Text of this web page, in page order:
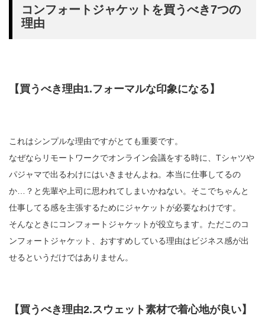
コンフォートジャケットを買うべき7つの
理由
【買うべき理由1.フォーマルな印象になる】
これはシンプルな理由ですがとても重要です。
なぜならリモートワークでオンライン会議をする時に、Tシャツや
パジャマで出るわけにはいきませんよね。本当に仕事してるの
か…？と先輩や上司に思われてしまいかねない。そこでちゃんと
仕事してる感を主張するためにジャケットが必要なわけです。
そんなときにコンフォートジャケットが役立ちます。ただこのコ
ンフォートジャケット、おすすめしている理由はビジネス感が出
せるというだけではありません。
【買うべき理由2.スウェット素材で着心地が良い】